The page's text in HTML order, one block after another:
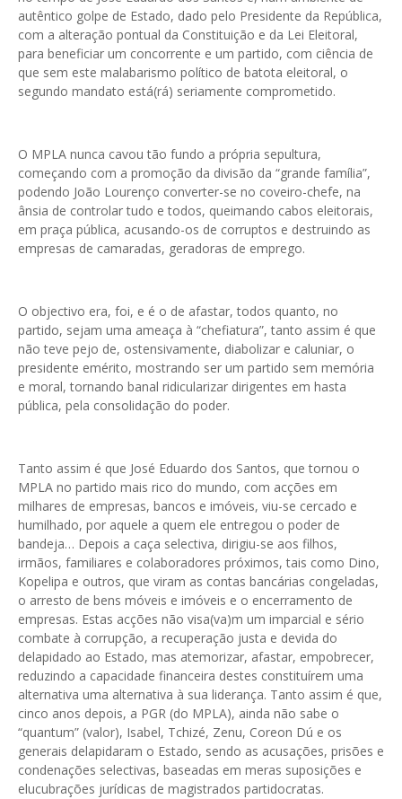
autêntico golpe de Estado, dado pelo Presidente da República,
com a alteração pontual da Constituição e da Lei Eleitoral,
para beneficiar um concorrente e um partido, com ciência de
que sem este malabarismo político de batota eleitoral, o
segundo mandato está(rá) seriamente comprometido.
O MPLA nunca cavou tão fundo a própria sepultura,
começando com a promoção da divisão da “grande família”,
podendo João Lourenço converter-se no coveiro-chefe, na
ânsia de controlar tudo e todos, queimando cabos eleitorais,
em praça pública, acusando-os de corruptos e destruindo as
empresas de camaradas, geradoras de emprego.
O objectivo era, foi, e é o de afastar, todos quanto, no
partido, sejam uma ameaça à “chefiatura”, tanto assim é que
não teve pejo de, ostensivamente, diabolizar e caluniar, o
presidente emérito, mostrando ser um partido sem memória
e moral, tornando banal ridicularizar dirigentes em hasta
pública, pela consolidação do poder.
Tanto assim é que José Eduardo dos Santos, que tornou o
MPLA no partido mais rico do mundo, com acções em
milhares de empresas, bancos e imóveis, viu-se cercado e
humilhado, por aquele a quem ele entregou o poder de
bandeja… Depois a caça selectiva, dirigiu-se aos filhos,
irmãos, familiares e colaboradores próximos, tais como Dino,
Kopelipa e outros, que viram as contas bancárias congeladas,
o arresto de bens móveis e imóveis e o encerramento de
empresas. Estas acções não visa(va)m um imparcial e sério
combate à corrupção, a recuperação justa e devida do
delapidado ao Estado, mas atemorizar, afastar, empobrecer,
reduzindo a capacidade financeira destes constituírem uma
alternativa uma alternativa à sua liderança. Tanto assim é que,
cinco anos depois, a PGR (do MPLA), ainda não sabe o
“quantum” (valor), Isabel, Tchizé, Zenu, Coreon Dú e os
generais delapidaram o Estado, sendo as acusações, prisões e
condenações selectivas, baseadas em meras suposições e
elucubrações jurídicas de magistrados partidocratas.